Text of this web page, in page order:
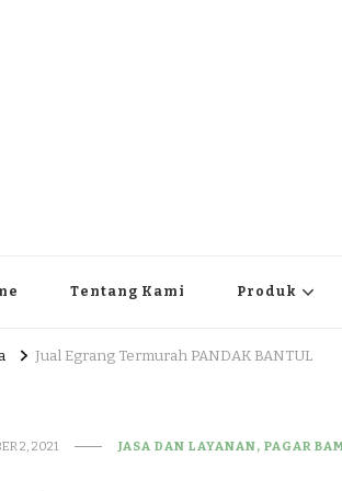
Tentang Kami Produk
Jual Egrang Termurah PANDAK BANTUL
2, 2021 JASA DAN LAYANAN, PAGAR